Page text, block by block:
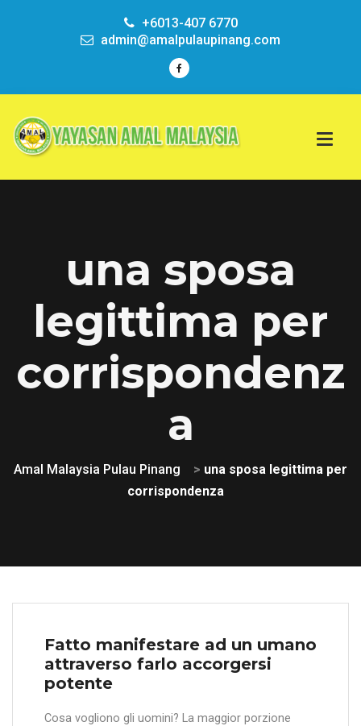
+6013-407 6770
admin@amalpulaupinang.com
una sposa
legittima per
corrispondenz
a
Amal Malaysia Pulau Pinang > una sposa legittima per
corrispondenza
Fatto manifestare ad un umano
attraverso farlo accorgersi
potente
Cosa vogliono gli uomini? La maggior porzione